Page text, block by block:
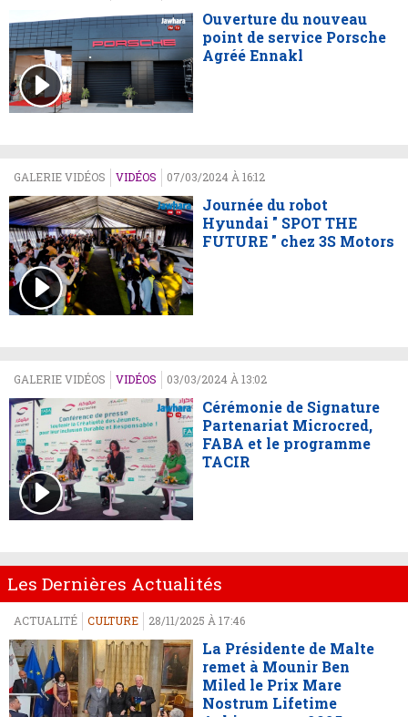
Ouverture du nouveau
point de service Porsche
Agréé Ennakl
GALERIE VIDÉOS VIDÉOS 07/03/2024 À 16:12
Journée du robot
Hyundai " SPOT THE
FUTURE " chez 3S Motors
GALERIE VIDÉOS VIDÉOS 03/03/2024 À 13:02
Cérémonie de Signature
Partenariat Microcred,
FABA et le programme
TACIR
Les Dernières Actualités
ACTUALITÉ CULTURE 28/11/2025 À 17:46
La Présidente de Malte
remet à Mounir Ben
Miled le Prix Mare
Nostrum Lifetime